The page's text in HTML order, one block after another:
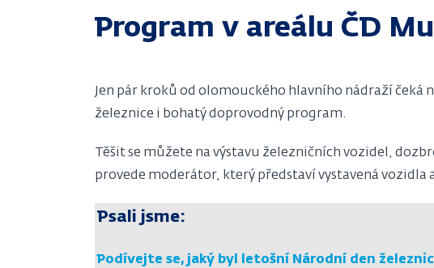
Program v areálu ČD
Jen pár kroků od olomouckého hlavního nádraží čeká
železnice i bohatý doprovodný program.
Těšit se můžete na výstavu železničních vozidel,
provede moderátor, který představí vystavená vozidla
Psali jsme:
Podívejte se, jaký byl letošní Národní den